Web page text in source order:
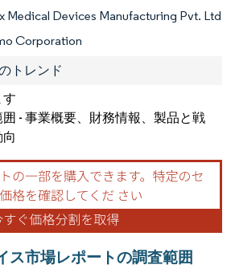
Medical Devices Manufacturing Pvt. Ltd
Corporation
トレンド
- 事業概要、財務情報、製品と戦
ス市場レポートの調査範囲